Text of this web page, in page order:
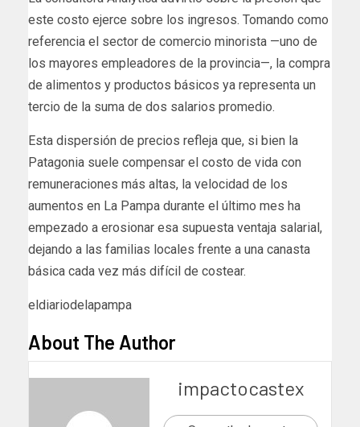
este costo ejerce sobre los ingresos. Tomando como
referencia el sector de comercio minorista —uno de
los mayores empleadores de la provincia—, la compra
de alimentos y productos básicos ya representa un
tercio de la suma de dos salarios promedio.
Esta dispersión de precios refleja que, si bien la
Patagonia suele compensar el costo de vida con
remuneraciones más altas, la velocidad de los
aumentos en La Pampa durante el último mes ha
empezado a erosionar esa supuesta ventaja salarial,
dejando a las familias locales frente a una canasta
básica cada vez más difícil de costear.
eldiariodelapampa
About The Author
impactocastex